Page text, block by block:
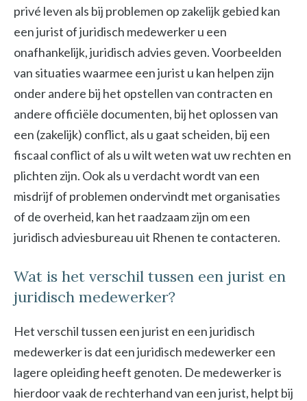
privé leven als bij problemen op zakelijk gebied kan
een jurist of juridisch medewerker u een
onafhankelijk, juridisch advies geven. Voorbeelden
van situaties waarmee een jurist u kan helpen zijn
onder andere bij het opstellen van contracten en
andere officiële documenten, bij het oplossen van
een (zakelijk) conflict, als u gaat scheiden, bij een
fiscaal conflict of als u wilt weten wat uw rechten en
plichten zijn. Ook als u verdacht wordt van een
misdrijf of problemen ondervindt met organisaties
of de overheid, kan het raadzaam zijn om een
juridisch adviesbureau uit Rhenen te contacteren.
Wat is het verschil tussen een jurist en
juridisch medewerker?
Het verschil tussen een jurist en een juridisch
medewerker is dat een juridisch medewerker een
lagere opleiding heeft genoten. De medewerker is
hierdoor vaak de rechterhand van een jurist, helpt bij